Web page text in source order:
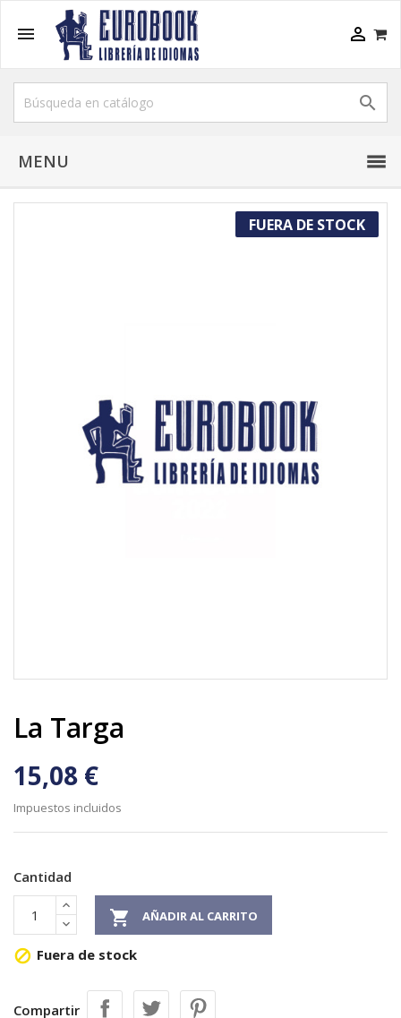
 

MENU
FUERA DE STOCK
La Targa
15,08 €
Impuestos incluidos
Cantidad
 AÑADIR AL CARRITO
 Fuera de stock
Compartir